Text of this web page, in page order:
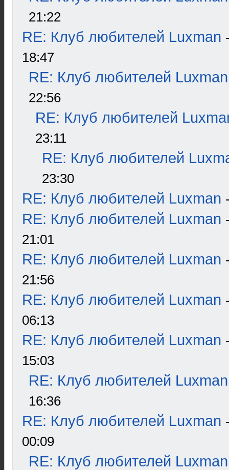
21:22
RE: Клуб любителей Luxman
18:47
RE: Клуб любителей Luxman
22:56
RE: Клуб любителей
23:11
RE: Клуб любителей
23:30
RE: Клуб любителей Luxman
RE: Клуб любителей Luxman
21:01
RE: Клуб любителей Luxman
21:56
RE: Клуб любителей Luxman
06:13
RE: Клуб любителей Luxman
15:03
RE: Клуб любителей Luxman
16:36
RE: Клуб любителей Luxman
00:09
RE: Клуб любителей Luxman